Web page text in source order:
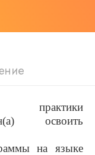
практики
освоить
на языке